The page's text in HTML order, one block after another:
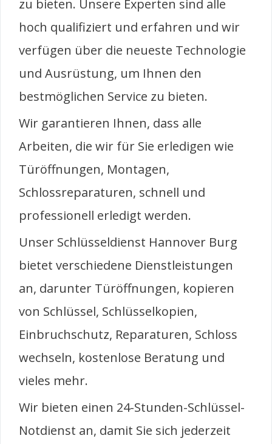
zu bieten. Unsere Experten sind alle
hoch qualifiziert und erfahren und wir
verfügen über die neueste Technologie
und Ausrüstung, um Ihnen den
bestmöglichen Service zu bieten.
Wir garantieren Ihnen, dass alle
Arbeiten, die wir für Sie erledigen wie
Türöffnungen, Montagen,
Schlossreparaturen, schnell und
professionell erledigt werden.
Unser Schlüsseldienst Hannover Burg
bietet verschiedene Dienstleistungen
an, darunter Türöffnungen, kopieren
von Schlüssel, Schlüsselkopien,
Einbruchschutz, Reparaturen, Schloss
wechseln, kostenlose Beratung und
vieles mehr.
Wir bieten einen 24-Stunden-Schlüssel-
Notdienst an, damit Sie sich jederzeit